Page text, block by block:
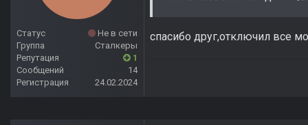
Статус
Не в сети
Группа
Сталкеры
Репутация
1
Сообщений
14
Регистрация
24.02.2024
спасибо друг,отключил все